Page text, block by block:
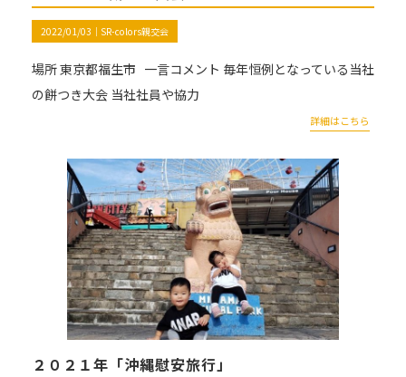
2022/01/03｜ SR-colors親交会
場所 東京都福生市 一言コメント 毎年恒例となっている当社
の餅つき大会 当社社員や協力
詳細はこちら
２０２１年「沖縄慰安旅行」